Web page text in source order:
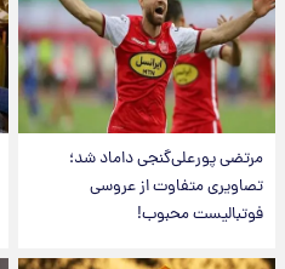
مرتضی پورعلی‌گنجی داماد شد؛
تصاویری متفاوت از عروسی
فوتبالیست محبوب!